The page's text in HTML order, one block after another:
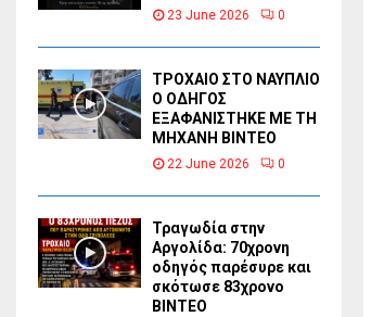
23 June 2026 0
ΤΡΟΧΑΙΟ ΣΤΟ ΝΑΥΠΛΙΟ
Ο ΟΔΗΓΟΣ
ΕΞΑΦΑΝΙΣΤΗΚΕ ΜΕ ΤΗ
ΜΗΧΑΝΗ ΒΙΝΤΕΟ
22 June 2026 0
Τραγωδία στην
Αργολίδα: 70χρονη
οδηγός παρέσυρε και
σκότωσε 83χρονο
ΒΙΝΤΕΟ